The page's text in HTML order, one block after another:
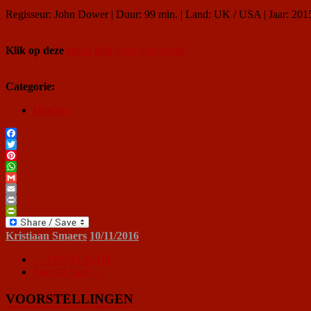
Regisseur: John Dower | Duur: 99 min. | Land: UK / USA | Jaar:
Klik op deze
Categorie:
Facebook
Twitter
Pinterest
WhatsApp
Gmail
Email
Print
PrintFriendly
Kristiaan Smaers 10/11/2016
VOORSTELLINGEN